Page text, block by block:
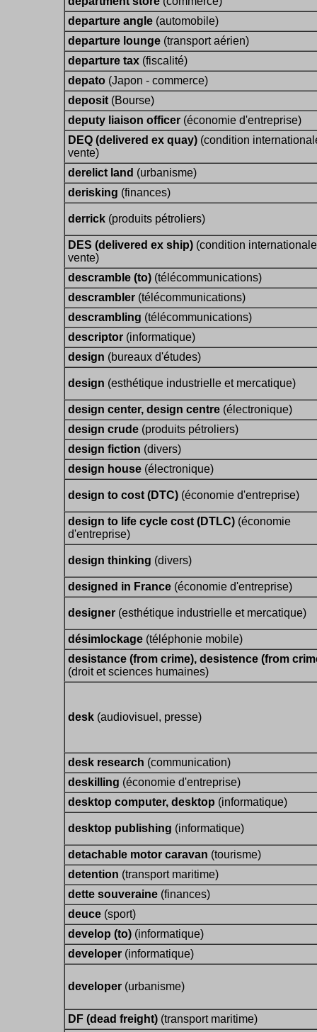
departure angle (automobile)
departure lounge (transport aérien)
departure tax (fiscalité)
depato (Japon - commerce)
deposit (Bourse)
deputy liaison officer (économie d'entreprise)
DEQ (delivered ex quay) (condition
vente)
derelict land (urbanisme)
derisking (finances)
derrick (produits pétroliers)
DES (delivered ex ship) (condition
vente)
descramble (to) (télécommunications)
descrambler (télécommunications)
descrambling (télécommunications)
descriptor (informatique)
design (bureaux d'études)
design (esthétique industrielle et mercatique)
design center, design centre (électronique)
design crude (produits pétroliers)
design fiction (divers)
design house (électronique)
design to cost (DTC) (économie d'entreprise)
design to life cycle cost (DTLC) (économie
d'entreprise)
design thinking (divers)
designed in France (économie d'entreprise)
designer (esthétique industrielle et mercatique)
désimlockage (téléphonie mobile)
desistance (from crime), desistence (from
(droit et sciences humaines)
desk (audiovisuel, presse)
desk research (communication)
deskilling (économie d'entreprise)
desktop computer, desktop (informatique)
desktop publishing (informatique)
detachable motor caravan (tourisme)
detention (transport maritime)
dette souveraine (finances)
deuce (sport)
develop (to) (informatique)
developer (informatique)
developer (urbanisme)
DF (dead freight) (transport maritime)